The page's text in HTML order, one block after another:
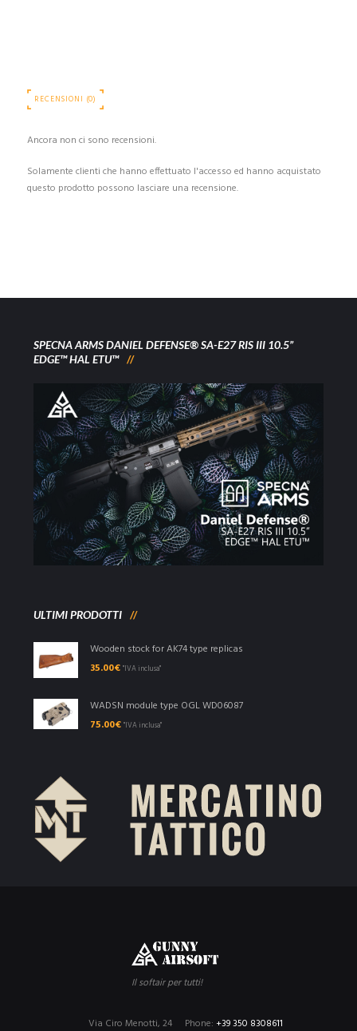
RECENSIONI (0)
Ancora non ci sono recensioni.
Solamente clienti che hanno effettuato l'accesso ed hanno acquistato
questo prodotto possono lasciare una recensione.
SPECNA ARMS DANIEL DEFENSE® SA-E27 RIS III 10.5”
EDGE™ HAL ETU™
ULTIMI PRODOTTI
Wooden stock for AK74 type replicas
35.00€ "IVA inclusa"
WADSN module type OGL WD06087
75.00€ "IVA inclusa"
Il softair per tutti!
Phone: +39 350 8308611
Via Ciro Menotti, 24